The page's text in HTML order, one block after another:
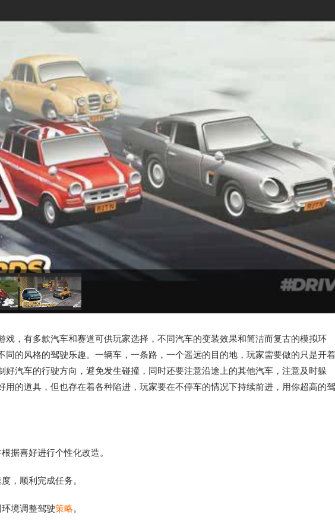
戏，有多款汽车和赛道可供玩家选择，不同汽车的变装效果和简洁而复古的模拟环
同的风格的驾驶乐趣。一辆车，一条路，一个遥远的目的地，玩家需要做的只是开着
汽车的行驶方向，避免发生碰撞，同时还要注意沿途上的其他汽车，注意及时躲
的道具，但也存在着各种陷进，玩家要在不停车的情况下持续前进，用你超高的驾
据喜好进行个性化改造。
，顺利完成任务。
境调整驾驶策略。